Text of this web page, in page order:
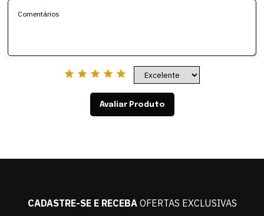
Avaliar Produto
CADASTRE-SE E RECEBAOFERTAS EXCLUSIVAS